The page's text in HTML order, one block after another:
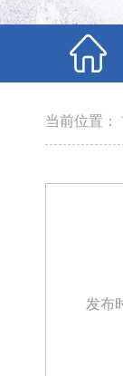
当前位置：
发布